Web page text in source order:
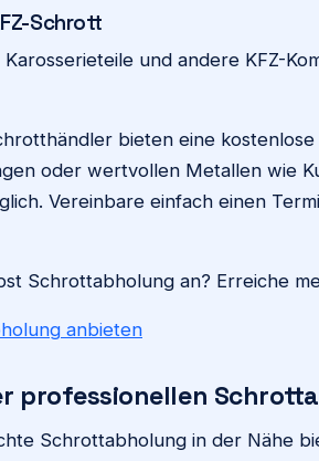
Schrott
und andere KFZ-
bieten eine
oder wertvollen Metallen wie
Vereinbare einfach einen
Schrottabholung an? Erreiche
anbieten
professionellen
Schrottabholung in der Nähe